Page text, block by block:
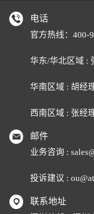
电话
官方热线：400-
华东/华北区域 :
华南区域 : 胡经
西南区域 : 张经
邮件
业务咨询 :
投诉建议 :
联系地址